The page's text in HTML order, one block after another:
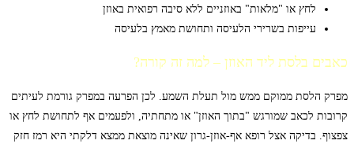
לחץ או "מלאות" באוזניים ללא סיבה רפואית באוזן
עייפות בשרירי הלעיסה ותחושת מאמץ בלעיסה
כאבים בלסת ליד האוזן – למה זה קורה?
מפרק הלסת ממוקם ממש מול תעלת השמע. לכן הפרעה במפרק גורמת לעיתים
קרובות לכאב שמורגש "בתוך האוזן" או מתחתיה, ולפעמים אף לתחושת לחץ או
צפצוף. בדיקה אצל רופא אף-אוזן-גרון שאינה מוצאת ממצא דלקתי היא רמז חזק